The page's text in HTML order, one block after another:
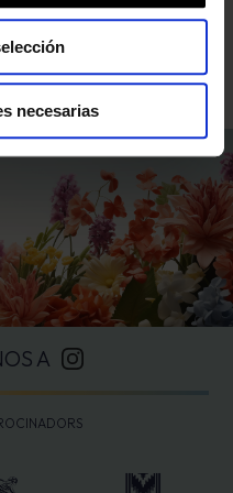
necesarias
donar-te de baixa o
sempre que vulguis a
A